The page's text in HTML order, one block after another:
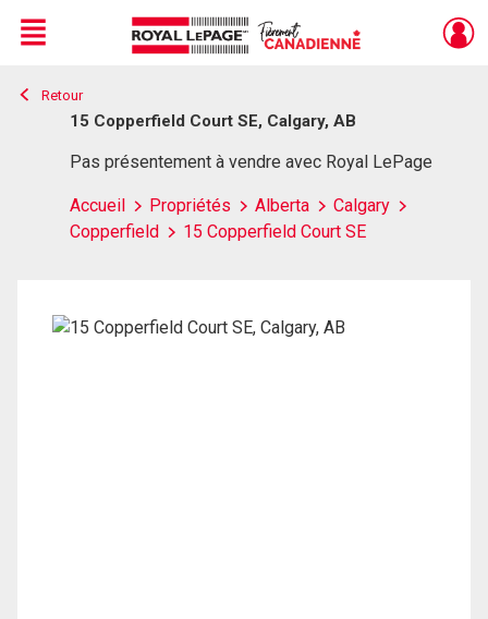
Live
En Direct
Menu
Retour
15 Copperfield Court SE, Calgary, AB
Pas présentement à vendre avec Royal LePage
Accueil Propriétés Alberta
Calgary
Copperfield
15 Copperfield Court SE